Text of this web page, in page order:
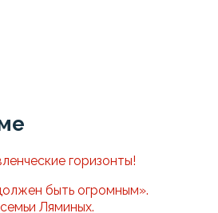
горизонты!
быть огромным».
Ляминых.